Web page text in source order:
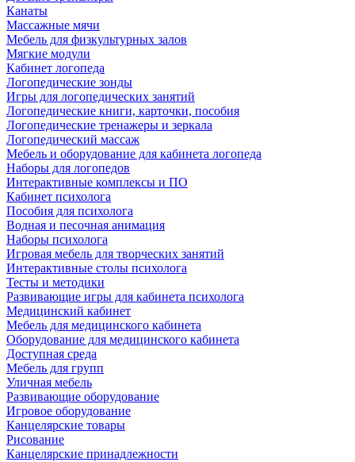
Канаты
Массажные мячи
Мебель для физкультурных залов
Мягкие модули
Кабинет логопеда
Логопедические зонды
Игры для логопедических занятий
Логопедические книги, карточки, пособия
Логопедические тренажеры и зеркала
Логопедический массаж
Мебель и оборудование для кабинета логопеда
Наборы для логопедов
Интерактивные комплексы и ПО
Кабинет психолога
Пособия для психолога
Водная и песочная анимация
Наборы психолога
Игровая мебель для творческих занятий
Интерактивные столы психолога
Тесты и методики
Развивающие игры для кабинета психолога
Медицинский кабинет
Мебель для медицинского кабинета
Оборудование для медицинского кабинета
Доступная среда
Мебель для групп
Уличная мебель
Развивающие оборудование
Игровое оборудование
Канцелярские товары
Рисование
Канцелярские принадлежности